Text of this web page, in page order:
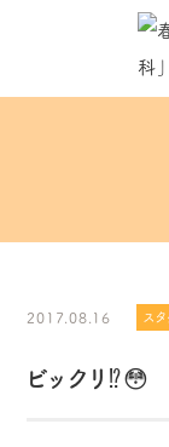
2017.08.16 ス
ビックリ⁉️😳